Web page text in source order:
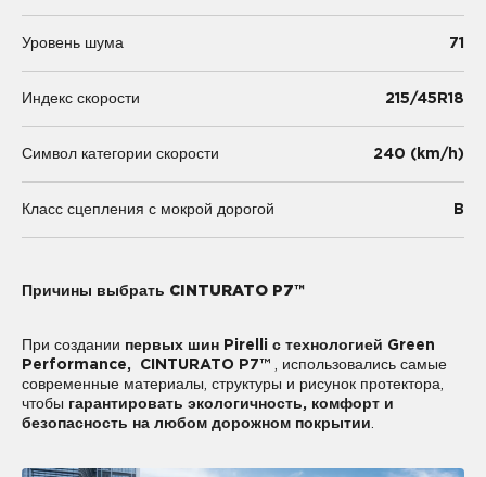
Уровень шума 71
Индекс скорости 215/45R18
Символ категории скорости 240 (km/h)
Класс сцепления с мокрой дорогой B
Причины выбрать CINTURATO P7™
При создании первых шин Pirelli с технологией Green
Performance, CINTURATO P7™ , использовались самые
современные материалы, структуры и рисунок протектора,
чтобы гарантировать экологичность, комфорт и
безопасность на любом дорожном покрытии.